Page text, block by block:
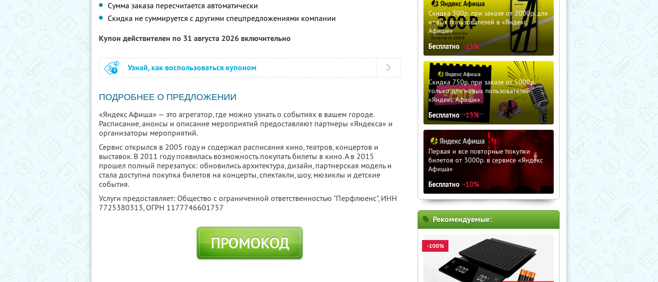
Сумма заказа пересчитается автоматически
Скидка не суммируется с другими спецпредложениями компании
Купон действителен по 31 августа 2026 включительно
Узнай, как воспользоваться купоном
ПОДРОБНЕЕ О ПРЕДЛОЖЕНИИ
«Яндекс Афиша» — это агрегатор, где можно узнать о событиях в вашем городе.
Расписание, анонсы и описание мероприятий предоставляют партнеры «Яндекса» и
организаторы мероприятий.
Сервис открылся в 2005 году и содержал расписания кино, театров, концертов и
выставок. В 2011 году появилась возможность покупать билеты в кино. А в 2015
прошел полный перезапуск: обновились архитектура, дизайн, партнерская модель и
стала доступна покупка билетов на концерты, спектакли, шоу, мюзиклы и детские
события.
Услуги предоставляет: Общество с ограниченной ответственностью "Перфлюенс", ИНН
7725380313, ОГРН 1177746601757
ПРОМОКОД
Скидка 300р. при заказе от 2000р. для
новых пользователей в «Яндекс
Афише»
Бесплатно -15%
Скидка 750р. при заказе от 5000р.
только для новых пользователей
«Яндекс Афиши»
Бесплатно -15%
Первая и все повторные покупки
билетов от 3000р. в сервисе «Яндекс
Афиша»
Бесплатно -10%
Рекомендуемые:
-100%